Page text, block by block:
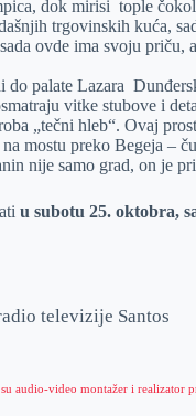
dok mirisi tople
trgovinskih kuća,
ovde ima svoju
do palate Lazara
vitke stubove i
„tečni hleb“. Ovaj
mostu preko Begeja –
nije samo grad, on je
u subotu 25. oktobra,
televizije Santos
audio-video montažer i realizator